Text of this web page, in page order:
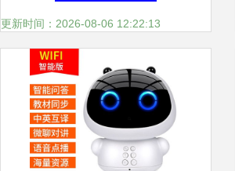
更新时间：2026-08-06 12:22:13